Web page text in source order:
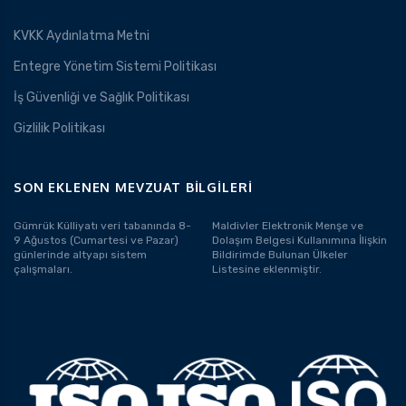
KVKK Aydınlatma Metni
Entegre Yönetim Sistemi Politikası
İş Güvenliği ve Sağlık Politikası
Gizlilik Politikası
SON EKLENEN MEVZUAT BILGILERI
Gümrük Külliyatı veri tabanında 8-
9 Ağustos (Cumartesi ve Pazar)
günlerinde altyapı sistem
çalışmaları.
Maldivler Elektronik Menşe ve
Dolaşım Belgesi Kullanımına İlişkin
Bildirimde Bulunan Ülkeler
Listesine eklenmiştir.